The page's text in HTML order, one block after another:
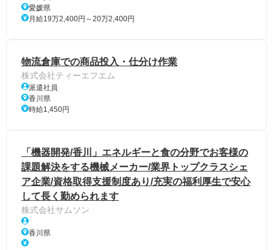
愛媛県
月給19万2,400円～20万2,400円
物流倉庫での商品投入・仕分け作業
株式会社ティーエフエム
派遣社員
香川県
時給1,450円
「機器開発/香川」エネルギーと食の分野でお客様の
課題解決をする機械メーカー/業界トップクラスシェ
ア企業/資格取得支援制度あり/充実の福利厚生で安心
して長く勤められます
株式会社サムソン
香川県